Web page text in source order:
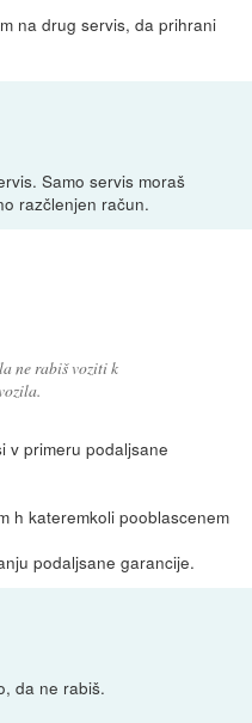
na drug servis, da prihrani
Samo servis moraš
razčlenjen račun.
ne rabiš voziti k
v primeru podaljsane
h kateremkoli pooblascenem
podaljsane garancije.
da ne rabiš.